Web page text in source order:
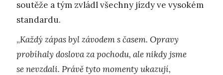
soutěže a tým zvládl všechny jízdy ve vysokém
standardu.
„Každý zápas byl závodem s časem. Opravy
probíhaly doslova za pochodu, ale nikdy jsme
se nevzdali. Právě tyto momenty ukazují,